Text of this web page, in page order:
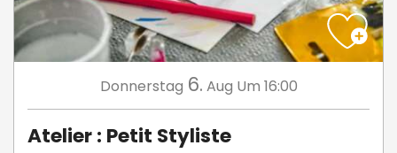
Donnerstag 6. Aug Um 16:00
Atelier : Petit Styliste